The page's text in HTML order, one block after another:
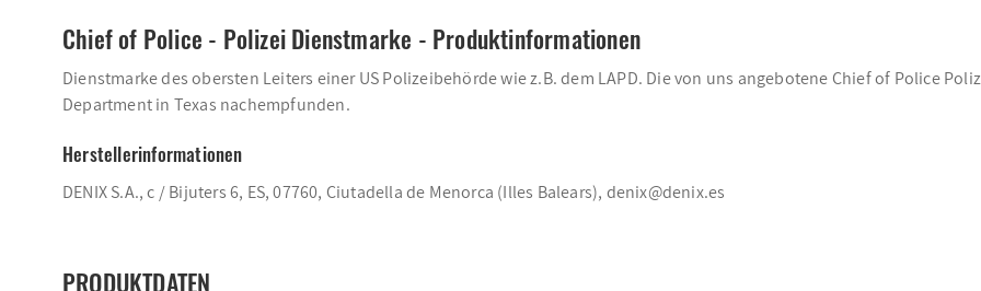
Chief of Police - Polizei Dienstmarke - Produktinformationen
Dienstmarke des obersten Leiters einer US Polizeibehörde wie z.B. dem LAPD. Die von uns angebotene Chief of Police
Department in Texas nachempfunden.
Herstellerinformationen
DENIX S.A., c / Bijuters 6, ES, 07760, Ciutadella de Menorca (Illes Balears), denix@denix.es
PRODUKTDATEN